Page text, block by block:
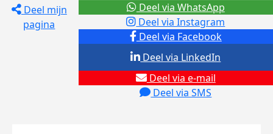
Deel mijn
pagina
Deel via Facebook
Deel via Instagram
Deel via e-mail
Deel via SMS
Deel via LinkedIn
Deel via WhatsApp